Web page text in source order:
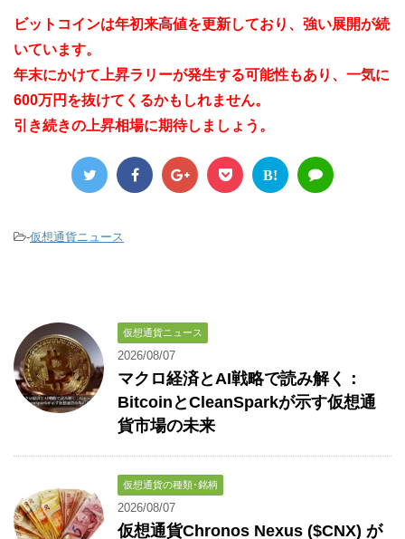
ビットコインは年初来高値を更新しており、強い展開が続
いています。
年末にかけて上昇ラリーが発生する可能性もあり、一気に
600万円を抜けてくるかもしれません。
引き続きの上昇相場に期待しましょう。
B!
-仮想通貨ニュース
仮想通貨ニュース
2026/08/07
マクロ経済とAI戦略で読み解く：
BitcoinとCleanSparkが示す仮想通
貨市場の未来
仮想通貨の種類･銘柄
2026/08/07
仮想通貨Chronos Nexus ($CNX) が